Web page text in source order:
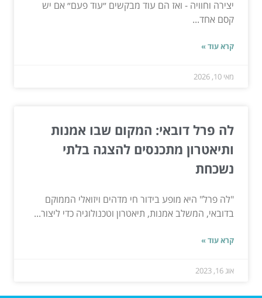
יצירה וחוויה - ואז הם עוד מבקשים ״עוד פעם״ אם יש
קסם אחד...
קרא עוד »
מאי 10, 2026
לה פרל דובאי: המקום שבו אמנות
ותיאטרון מתכנסים להצגה בלתי
נשכחת
"לה פרל" היא מופע בידור חי מדהים ויזואלי הממוקם
בדובאי, המשלב אמנות, תיאטרון וטכנולוגיה כדי ליצור...
קרא עוד »
אוג 16, 2023